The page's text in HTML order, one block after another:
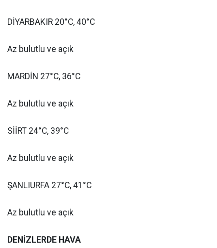
DİYARBAKIR 20°C, 40°C
Az bulutlu ve açık
MARDİN 27°C, 36°C
Az bulutlu ve açık
SİİRT 24°C, 39°C
Az bulutlu ve açık
ŞANLIURFA 27°C, 41°C
Az bulutlu ve açık
DENİZLERDE HAVA